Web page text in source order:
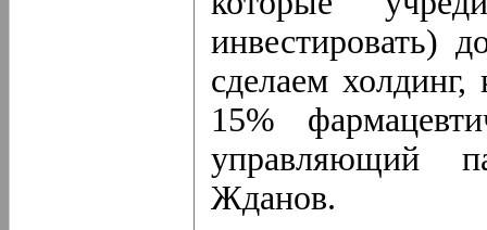
инвестировать)
сделаем холдинг,
15%
управляющий
Жданов.